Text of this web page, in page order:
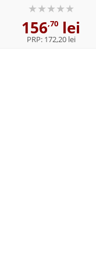
Paperback
156,70 lei
PRP: 172,20 lei